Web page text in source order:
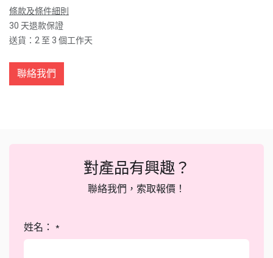
條款及條件細則
30 天退款保證
送貨：2 至 3 個工作天
聯絡我們
對產品有興趣？
聯絡我們，索取報價！
姓名： *